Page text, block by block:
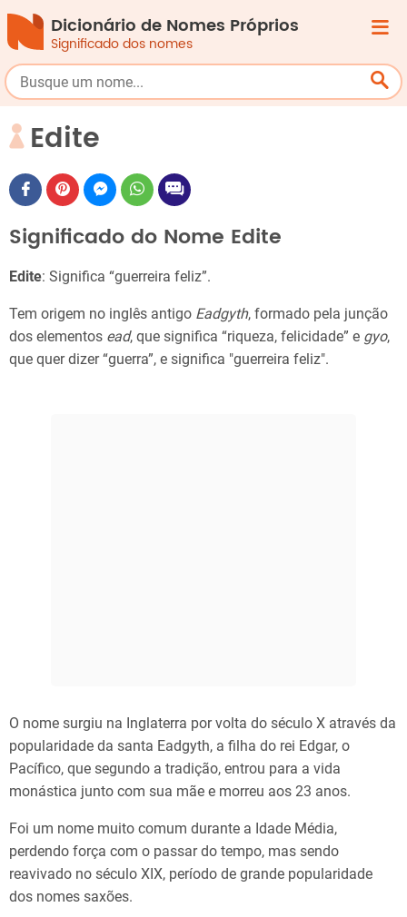
Dicionário de Nomes Próprios
Significado dos nomes
Edite
Significado do Nome Edite
Edite: Significa “guerreira feliz”.
Tem origem no inglês antigo Eadgyth, formado pela junção
dos elementos ead, que significa “riqueza, felicidade” e gyo,
que quer dizer “guerra”, e significa "guerreira feliz".
O nome surgiu na Inglaterra por volta do século X através da
popularidade da santa Eadgyth, a filha do rei Edgar, o
Pacífico, que segundo a tradição, entrou para a vida
monástica junto com sua mãe e morreu aos 23 anos.
Foi um nome muito comum durante a Idade Média,
perdendo força com o passar do tempo, mas sendo
reavivado no século XIX, período de grande popularidade
dos nomes saxões.